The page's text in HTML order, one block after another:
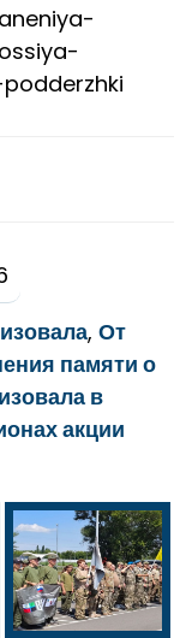
, От
памяти о
в
акции